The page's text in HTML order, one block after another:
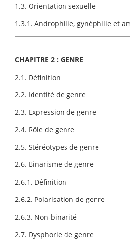
1.3. Orientation sexuelle
1.3.1. Androphilie, gynéphilie et
CHAPITRE 2 : GENRE
2.1. Définition
2.2. Identité de genre
2.3. Expression de genre
2.4. Rôle de genre
2.5. Stéréotypes de genre
2.6. Binarisme de genre
2.6.1. Définition
2.6.2. Polarisation de genre
2.6.3. Non-binarité
2.7. Dysphorie de genre